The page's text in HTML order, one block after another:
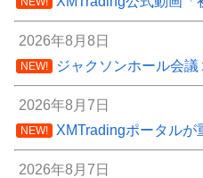
2026年8月8日
NEW! ジャクソンホール会
2026年8月7日
NEW! XMTradingポータルが
2026年8月7日